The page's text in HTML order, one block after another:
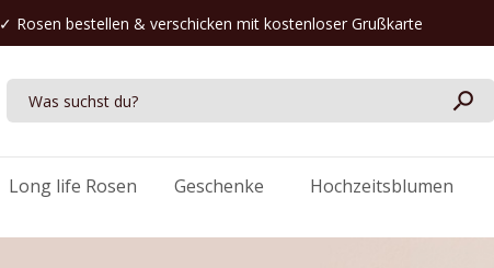
✓ Rosen bestellen & verschicken mit kostenloser Grußkarte
Long life Rosen Geschenke Hochzeitsblumen